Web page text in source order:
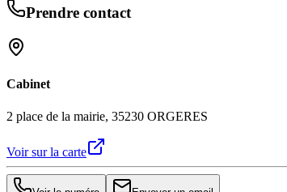
Prendre contact
Cabinet
2 place de la mairie, 35230 ORGERES
Voir sur la carte